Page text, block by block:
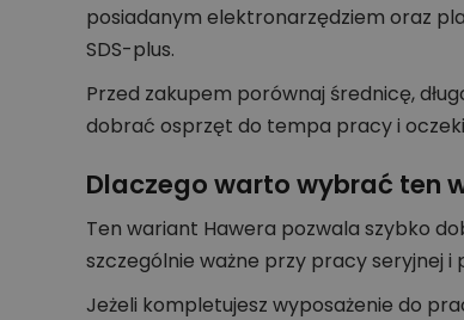
posiadanym elektronarzędziem oraz
SDS-plus.
Przed zakupem porównaj średnicę,
dobrać osprzęt do tempa pracy i
Dlaczego warto wybrać ten
Ten wariant Hawera pozwala szybko
szczególnie ważne przy pracy seryjnej i
Jeżeli kompletujesz wyposażenie do